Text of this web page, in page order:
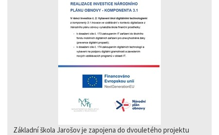
Základní škola Jarošov je zapojena do dvouletého projektu